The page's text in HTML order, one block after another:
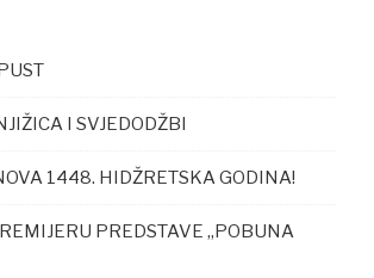
I SVJEDODŽBI
1448. HIDŽRETSKA GODINA!
PREDSTAVE „POBUNA